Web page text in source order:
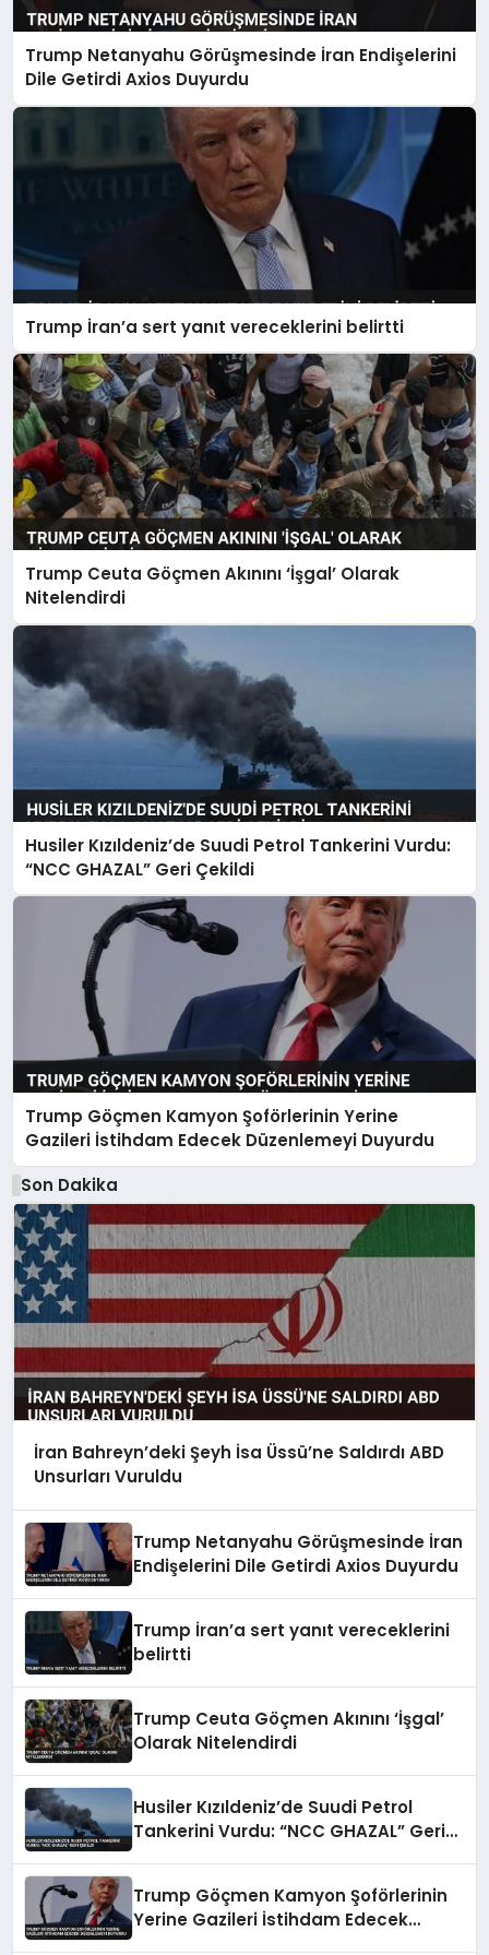
Trump Netanyahu Görüşmesinde İran Endişelerini
Dile Getirdi Axios Duyurdu
Trump İran’a sert yanıt vereceklerini belirtti
Trump Ceuta Göçmen Akınını ‘İşgal’ Olarak
Nitelendirdi
Husiler Kızıldeniz’de Suudi Petrol Tankerini Vurdu:
“NCC GHAZAL” Geri Çekildi
Trump Göçmen Kamyon Şoförlerinin Yerine
Gazileri İstihdam Edecek Düzenlemeyi Duyurdu
Son Dakika
İran Bahreyn’deki Şeyh İsa Üssü’ne Saldırdı ABD
Unsurları Vuruldu
Trump Netanyahu Görüşmesinde İran
Endişelerini Dile Getirdi Axios Duyurdu
Trump İran’a sert yanıt vereceklerini
belirtti
Trump Ceuta Göçmen Akınını ‘İşgal’
Olarak Nitelendirdi
Husiler Kızıldeniz’de Suudi Petrol
Tankerini Vurdu: “NCC GHAZAL” Geri
Trump Göçmen Kamyon Şoförlerinin
Yerine Gazileri İstihdam Edecek